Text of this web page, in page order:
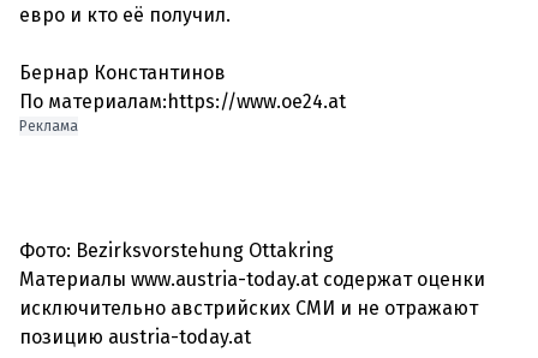
евро и кто её получил.
Бернар Константинов
По материалам:https://www.oe24.at
Реклама
Фото: Bezirksvorstehung Ottakring
Материалы www.austria-today.at содержат оценки
исключительно австрийских СМИ и не отражают
позицию austria-today.at